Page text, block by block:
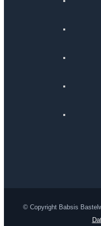
© Copyright Babsis